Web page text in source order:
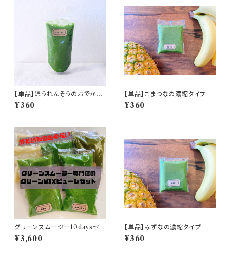
【単品】ほうれんそうのおでかけ
パック
¥360
【単品】こまつなの濃縮タイプ
¥360
グリーンスムージー10daysセッ
ト(濃縮タイプ)
¥3,600
【単品】みずなの濃縮タイプ
¥360